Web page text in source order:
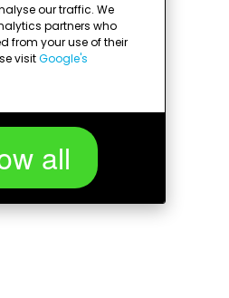
our traffic. We
partners who
from your use of their
visitGoogle's
all